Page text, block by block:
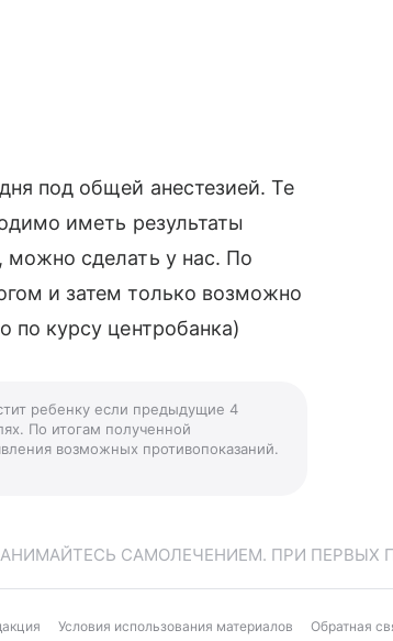
под общей анестезией. Те
иметь результаты
сделать у нас. По
и затем только возможно
по курсу центробанка)
ребенку если предыдущие 4
По итогам полученной
возможных противопоказаний.
САМОЛЕЧЕНИЕМ. ПРИ ПЕРВЫХ
Условия использования материалов Обратная